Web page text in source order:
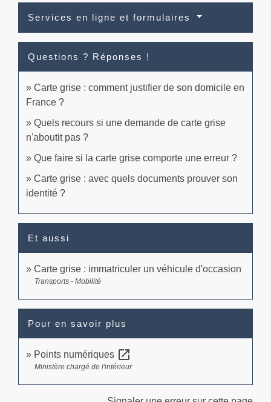
Services en ligne et formulaires
Questions ? Réponses !
Carte grise : comment justifier de son domicile en
France ?
Quels recours si une demande de carte grise
n'aboutit pas ?
Que faire si la carte grise comporte une erreur ?
Carte grise : avec quels documents prouver son
identité ?
Et aussi
Carte grise : immatriculer un véhicule d'occasion
Transports - Mobilité
Pour en savoir plus
Points numériques open_in_new
Ministère chargé de l'intérieur